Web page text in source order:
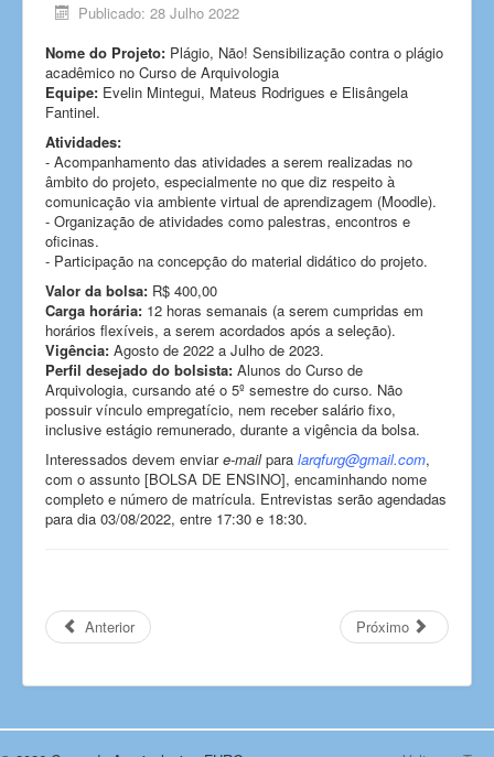
Publicado: 28 Julho 2022
Nome do Projeto: Plágio, Não! Sensibilização contra o plágio
acadêmico no Curso de Arquivologia
Equipe: Evelin Mintegui, Mateus Rodrigues e Elisângela
Fantinel.
Atividades:
- Acompanhamento das atividades a serem realizadas no
âmbito do projeto, especialmente no que diz respeito à
comunicação via ambiente virtual de aprendizagem (Moodle).
- Organização de atividades como palestras, encontros e
oficinas.
- Participação na concepção do material didático do projeto.
Valor da bolsa: R$ 400,00
Carga horária: 12 horas semanais (a serem cumpridas em
horários flexíveis, a serem acordados após a seleção).
Vigência: Agosto de 2022 a Julho de 2023.
Perfil desejado do bolsista: Alunos do Curso de
Arquivologia, cursando até o 5º semestre do curso. Não
possuir vínculo empregatício, nem receber salário fixo,
inclusive estágio remunerado, durante a vigência da bolsa.
Interessados devem enviare-mailpara larqfurg@gmail.com,
com o assunto [BOLSA DE ENSINO], encaminhando nome
completo e número de matrícula. Entrevistas serão agendadas
para dia 03/08/2022, entre 17:30 e 18:30.
Anterior Próximo